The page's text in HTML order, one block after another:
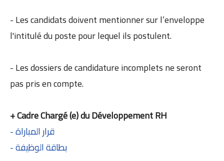
- Les candidats doivent mentionner sur l’enveloppe
l'intitulé du poste pour lequel ils postulent.
- Les dossiers de candidature incomplets ne seront
pas pris en compte.
+ Cadre Chargé (e) du Développement RH
- قرار المباراة
- بطاقة الوظيفة